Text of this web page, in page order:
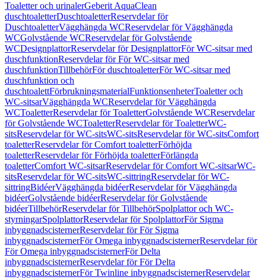
Toaletter och urinalerGeberit AquaClean
duschtoaletterDuschtoaletterReservdelar för
DuschtoaletterVägghängda WCReservdelar för Vägghängda
WCGolvstående WCReservdelar för Golvstående
WCDesignplattorReservdelar för DesignplattorFör WC-sitsar med
duschfunktionReservdelar för För WC-sitsar med
duschfunktionTillbehörFör duschtoaletterFör WC-sitsar med
duschfunktion och
duschtoalettFörbrukningsmaterialFunktionsenheterToaletter och
WC-sitsarVägghängda WCReservdelar för Vägghängda
WCToaletterReservdelar för ToaletterGolvstående WCReservdelar
för Golvstående WCToaletterReservdelar för ToaletterWC-
sitsReservdelar för WC-sitsWC-sitsReservdelar för WC-sitsComfort
toaletterReservdelar för Comfort toaletterFörhöjda
toaletterReservdelar för Förhöjda toaletterFörlängda
toaletterComfort WC-sitsarReservdelar för Comfort WC-sitsarWC-
sitsReservdelar för WC-sitsWC-sittringReservdelar för WC-
sittringBidéerVägghängda bidéerReservdelar för Vägghängda
bidéerGolvstående bidéerReservdelar för Golvstående
bidéerTillbehörReservdelar för TillbehörSpolplattor och WC-
styrningarSpolplattorReservdelar för SpolplattorFör Sigma
inbyggnadscisternerReservdelar för För Sigma
inbyggnadscisternerFör Omega inbyggnadscisternerReservdelar för
För Omega inbyggnadscisternerFör Delta
inbyggnadscisternerReservdelar för För Delta
inbyggnadscisternerFör Twinline inbyggnadscisternerReservdelar